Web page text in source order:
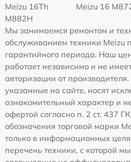
Meizu 16Th
M882H
Meizu 16
Мы занимаемся ремонтом и
обслуживанием техники Meizu
гарантийного периода. Наш
работает независимо и не
авторизации от
указанные на сайте, носят
ознакомительный характер и
офертой согласно п. 2 ст. 437
обозначения торговой марки
только в информационных
перечень техники, с которой